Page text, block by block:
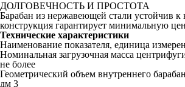
ДОЛГОВЕЧНОСТЬ И ПРОСТОТА
Барабан из нержавеющей стали устойчив к
конструкция гарантирует минимальную
Технические характеристики
Наименование показателя, единица
Номинальная загрузочная масса
не более
Геометрический объем внутреннего
дм 3